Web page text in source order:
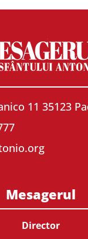
11 35123
Mesagerul
Director